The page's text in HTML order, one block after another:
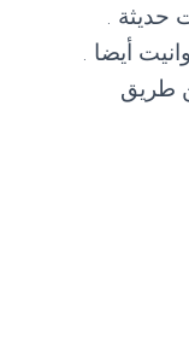
حديثة .
أيضا .
طريق